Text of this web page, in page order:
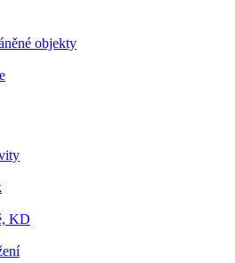
objekty
KD